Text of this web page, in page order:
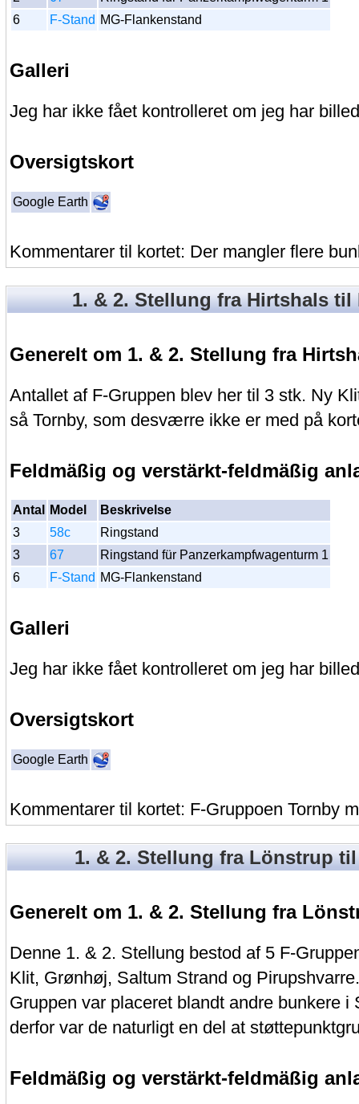
6
F-Stand MG-Flankenstand
Galleri
Jeg har ikke fået kontrolleret om jeg har
Oversigtskort
Google Earth
Kommentarer til kortet: Der mangler flere
1. & 2. Stellung fra Hirtshals
Generelt om 1. & 2. Stellung fra
Antallet af F-Gruppen blev her til 3 stk. Ny
så Tornby, som desværre ikke er med på
Feldmäßig og verstärkt-feldmäßig
Antal Model
Beskrivelse
3
58c
Ringstand
3
67
Ringstand für Panzerkampfwagenturm 1
6
F-Stand MG-Flankenstand
Galleri
Jeg har ikke fået kontrolleret om jeg har
Oversigtskort
Google Earth
Kommentarer til kortet: F-Gruppoen Tornby
1. & 2. Stellung fra Lönstrup
Generelt om 1. & 2. Stellung fra
Denne 1. & 2. Stellung bestod af 5 F-
Klit, Grønhøj, Saltum Strand og
Gruppen var placeret blandt andre bunkere i
derfor var de naturligt en del at
Feldmäßig og verstärkt-feldmäßig